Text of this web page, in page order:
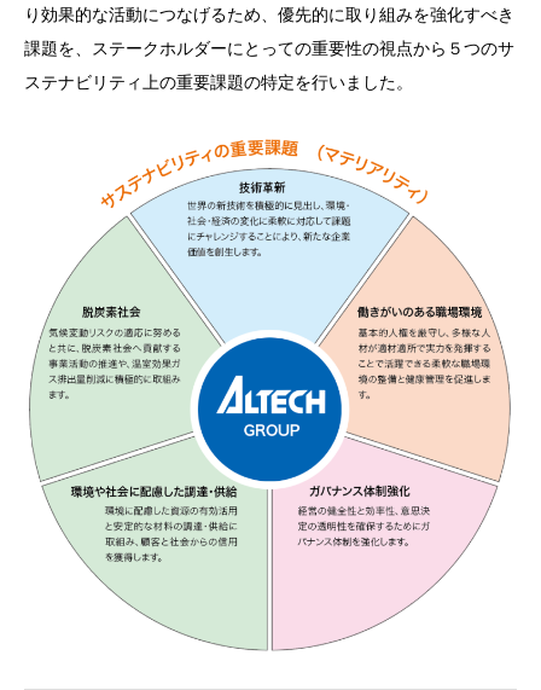
り効果的な活動につなげるため、優先的に取り組みを強化すべき
課題を、ステークホルダーにとっての重要性の視点から５つのサ
ステナビリティ上の重要課題の特定を行いました。